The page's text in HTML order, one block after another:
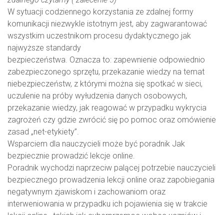
W sytuacji codziennego korzystania ze zdalnej formy
komunikacji niezwykle istotnym jest, aby zagwarantować
wszystkim uczestnikom procesu dydaktycznego jak
najwyższe standardy
bezpieczeństwa. Oznacza to: zapewnienie odpowiednio
zabezpieczonego sprzętu, przekazanie wiedzy na temat
niebezpieczeństw, z którymi można się spotkać w sieci,
uczulenie na próby wyłudzenia danych osobowych,
przekazanie wiedzy, jak reagować w przypadku wykrycia
zagrożeń czy gdzie zwrócić się po pomoc oraz omówienie
zasad „net-etykiety”.
Wsparciem dla nauczycieli może być poradnik Jak
bezpiecznie prowadzić lekcje online.
Poradnik wychodzi naprzeciw palącej potrzebie nauczycieli
bezpiecznego prowadzenia lekcji online oraz zapobiegania
negatywnym zjawiskom i zachowaniom oraz
interweniowania w przypadku ich pojawienia się w trakcie